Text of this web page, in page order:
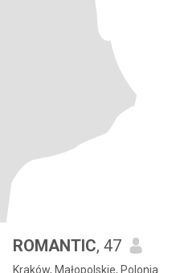
ROMANTIC, 47
Kraków, Małopolskie, Polonia